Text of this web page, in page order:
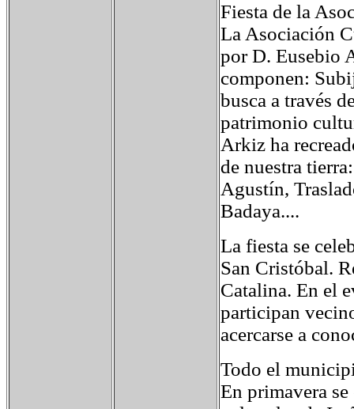
Fiesta de la
La Asociación
por D. Eusebio
componen:
busca a través
patrimonio
Arkiz ha
de nuestra
Agustín,
Badaya....
La fiesta se
San Cristóbal.
Catalina. En el
participan
acercarse a
Todo el
En primavera